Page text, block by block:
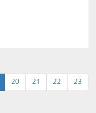
20 21 22 23